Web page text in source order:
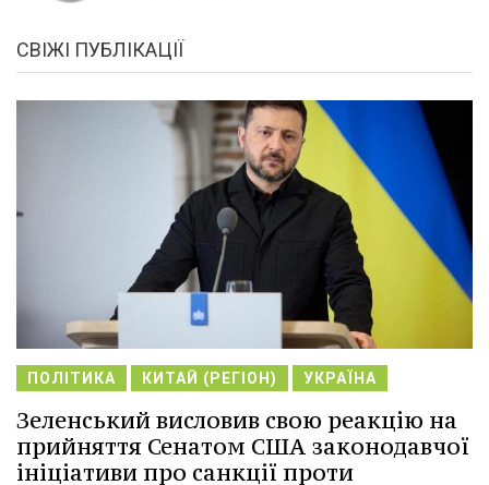
СВІЖІ ПУБЛІКАЦІЇ
ПОЛІТИКА КИТАЙ (РЕГІОН) УКРАЇНА
Зеленський висловив свою реакцію на
прийняття Сенатом США законодавчої
ініціативи про санкції проти